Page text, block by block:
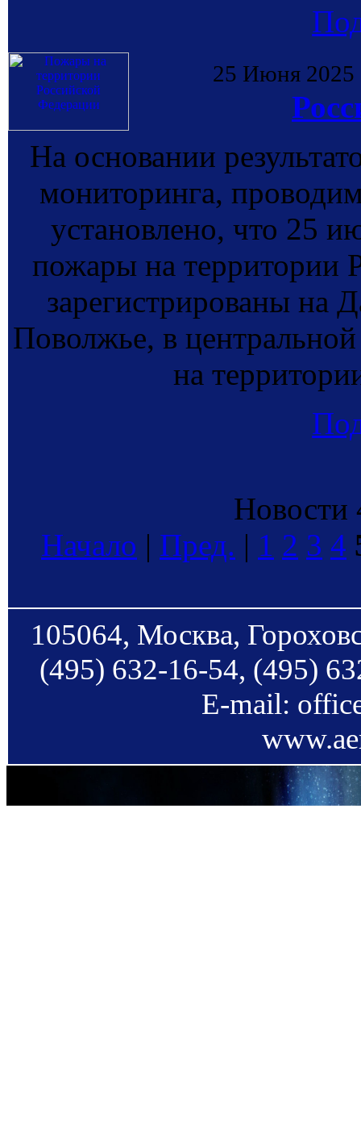
25 Июня 2025
На основании
мониторинга,
установлено, что 25
пожары на территории
зарегистрированы на
Поволжье, в
на
Новости
Начало | Пред. | 1 2 3 4
105064, Москва,
(495) 632-16-54, (495)
E-mail: